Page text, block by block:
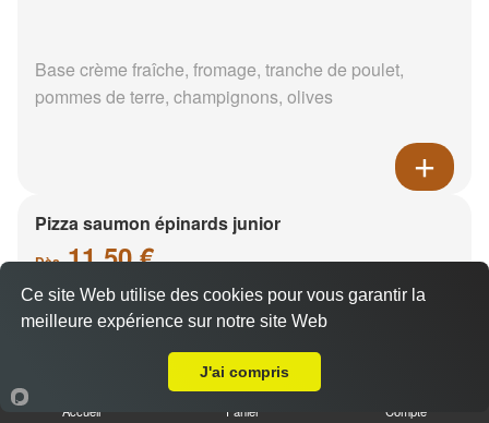
Base crème fraîche, fromage, tranche de poulet,
pommes de terre, champignons, olives
Pizza saumon épinards junior
Dès11.50 €
Accueil Panier Compte
Ce site Web utilise des cookies pour vous garantir la
meilleure expérience sur notre site Web
J'ai compris